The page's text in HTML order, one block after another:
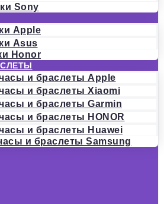
Sony
Apple
Asus
Honor
и браслеты Apple
и браслеты Xiaomi
и браслеты Garmin
и браслеты HONOR
и браслеты Huawei
и браслеты Samsung